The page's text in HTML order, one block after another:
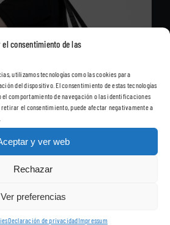
el consentimiento de las
utilizamos tecnologías como las cookies para
del dispositivo. El consentimiento de estas tecnologías
comportamiento de navegación o las identificaciones
el consentimiento, puede afectar negativamente a
y ver web
Rechazar
Ver preferencias
Declaración de privacidadImpressum